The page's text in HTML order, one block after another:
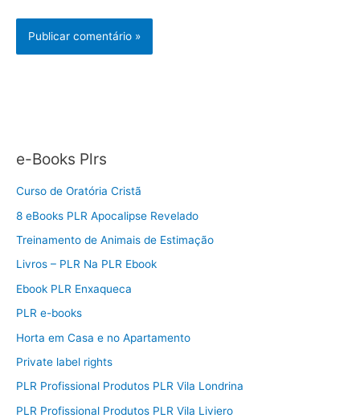
e-Books Plrs
Curso de Oratória Cristã
8 eBooks PLR Apocalipse Revelado
Treinamento de Animais de Estimação
Livros – PLR Na PLR Ebook
Ebook PLR Enxaqueca
PLR e-books
Horta em Casa e no Apartamento
Private label rights
PLR Profissional Produtos PLR Vila Londrina
PLR Profissional Produtos PLR Vila Liviero